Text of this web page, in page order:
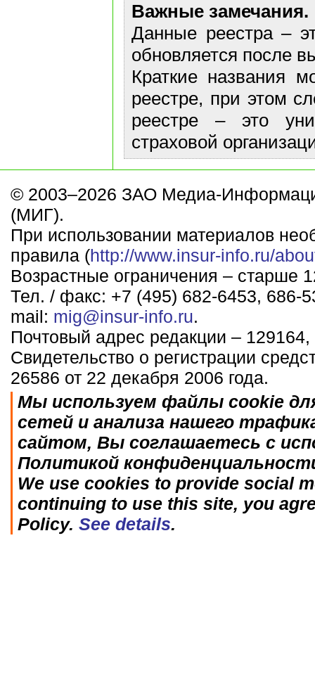
Важные замечания.
Данные реестра –
обновляется после
Краткие названия
реестре, при этом
реестре – это
страховой
© 2003–2026 ЗАО Медиа-
(МИГ).
При использовании материалов
правила (http://www.insur-info.ru/
Возрастные ограничения – старше
Тел. / факс: +7 (495) 682-6453, 686-
mail: mig@insur-info.ru.
Почтовый адрес редакции –
Свидетельство о регистрации
26586 от 22 декабря 2006 года.
Мы используем файлы cookie
сетей и анализа нашего
сайтом, Вы соглашаетесь с
Политикой
We use cookies to provide social
continuing to use this site, you
Policy. See details.